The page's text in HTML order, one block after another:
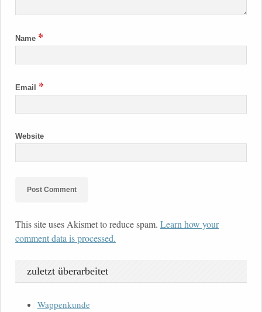
Name *
Email *
Website
This site uses Akismet to reduce spam. Learn how your
comment data is processed.
zuletzt überarbeitet
Wappenkunde